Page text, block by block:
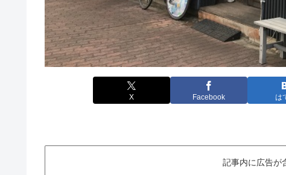
X Facebook は
記事内に広告が